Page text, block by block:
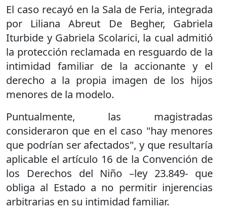
El caso recayó en la Sala de Feria, integrada
por Liliana Abreut De Begher, Gabriela
Iturbide y Gabriela Scolarici, la cual admitió
la protección reclamada en resguardo de la
intimidad familiar de la accionante y el
derecho a la propia imagen de los hijos
menores de la modelo.
Puntualmente, las magistradas
consideraron que en el caso "hay menores
que podrían ser afectados", y que resultaría
aplicable el artículo 16 de la Convención de
los Derechos del Niño –ley 23.849- que
obliga al Estado a no permitir injerencias
arbitrarias en su intimidad familiar.